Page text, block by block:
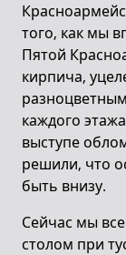
того, как мы
Пятой
кирпича,
каждого
выступе
решили, что
быть внизу.
Сейчас мы
столом при